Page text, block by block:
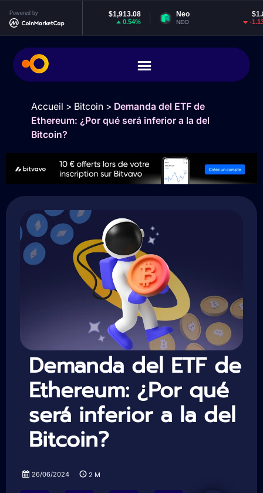
Powered by
Ethereum
ETH
Neo
Accueil > Bitcoin> Demanda del ETF de
Ethereum: ¿Por qué será inferior a la del
Bitcoin?
Demanda del ETF de
Ethereum: ¿Por qué
será inferior a la del
Bitcoin?
26/06/2024 2 M